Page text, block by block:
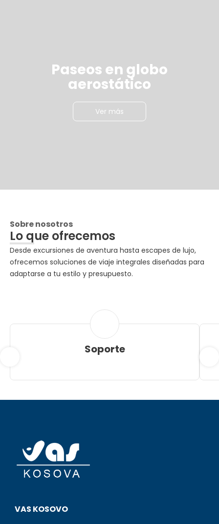
Paseos en globo
aerostático
Ver más
Sobre nosotros
Lo que ofrecemos
Desde excursiones de aventura hasta escapes de lujo,
ofrecemos soluciones de viaje integrales diseñadas para
adaptarse a tu estilo y presupuesto.
Soporte
VAS KOSOVO